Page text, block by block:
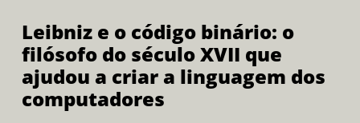
Leibniz e o código binário: o
filósofo do século XVII que
ajudou a criar a linguagem dos
computadores